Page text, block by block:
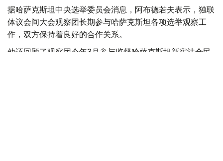
据哈萨克斯坦中央选举委员会消息，阿布德若夫表示，独联
体议会间大会观察团长期参与哈萨克斯坦各项选举观察工
作，双方保持着良好的合作关系。
他还回顾了观察团今年3月参与监督哈萨克斯坦新宪法全民